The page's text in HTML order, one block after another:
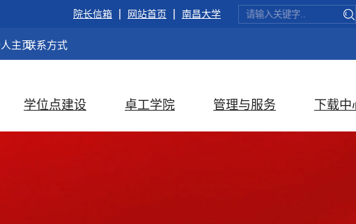
院长信箱 网站首页 南昌大学
主页联系方式
学位点建设 卓工学院 管理与服务 下载中